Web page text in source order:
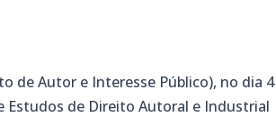
de Autor e Interesse Público), no dia 4
Estudos de Direito Autoral e Industrial